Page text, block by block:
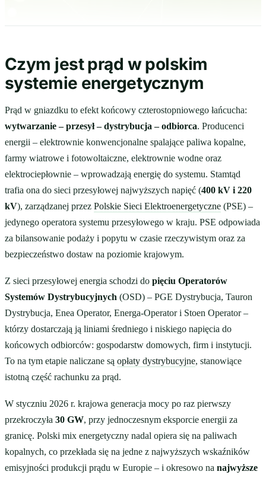
Czym jest prąd w polskim
systemie energetycznym
Prąd w gniazdku to efekt końcowy czterostopniowego łańcucha:
wytwarzanie – przesył – dystrybucja – odbiorca. Producenci
energii – elektrownie konwencjonalne spalające paliwa kopalne,
farmy wiatrowe i fotowoltaiczne, elektrownie wodne oraz
elektrociepłownie – wprowadzają energię do systemu. Stamtąd
trafia ona do sieci przesyłowej najwyższych napięć (400 kV i 220
kV), zarządzanej przez Polskie Sieci Elektroenergetyczne (PSE) –
jedynego operatora systemu przesyłowego w kraju. PSE odpowiada
za bilansowanie podaży i popytu w czasie rzeczywistym oraz za
bezpieczeństwo dostaw na poziomie krajowym.
Z sieci przesyłowej energia schodzi do pięciu Operatorów
Systemów Dystrybucyjnych (OSD) – PGE Dystrybucja, Tauron
Dystrybucja, Enea Operator, Energa-Operator i Stoen Operator –
którzy dostarczają ją liniami średniego i niskiego napięcia do
końcowych odbiorców: gospodarstw domowych, firm i instytucji.
To na tym etapie naliczane są opłaty dystrybucyjne, stanowiące
istotną część rachunku za prąd.
W styczniu 2026 r. krajowa generacja mocy po raz pierwszy
przekroczyła 30 GW, przy jednoczesnym eksporcie energii za
granicę. Polski mix energetyczny nadal opiera się na paliwach
kopalnych, co przekłada się na jedne z najwyższych wskaźników
emisyjności produkcji prądu w Europie – i okresowo na najwyższe